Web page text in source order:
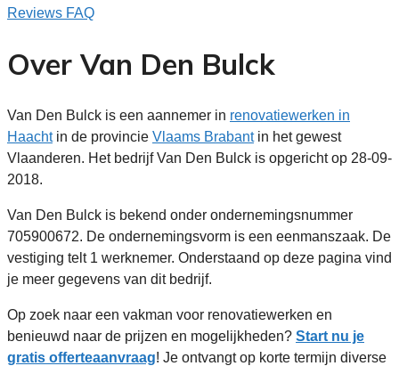
Reviews FAQ
Over Van Den Bulck
Van Den Bulck is een aannemer in renovatiewerken in
Haachtin de provincie Vlaams Brabantin het gewest
Vlaanderen. Het bedrijf Van Den Bulck is opgericht op 28-09-
2018.
Van Den Bulck is bekend onder ondernemingsnummer
705900672. De ondernemingsvorm is een eenmanszaak. De
vestiging telt 1 werknemer. Onderstaand op deze pagina vind
je meer gegevens van dit bedrijf.
Op zoek naar een vakman voor renovatiewerken en
benieuwd naar de prijzen en mogelijkheden? Start nu je
gratis offerteaanvraag! Je ontvangt op korte termijn diverse